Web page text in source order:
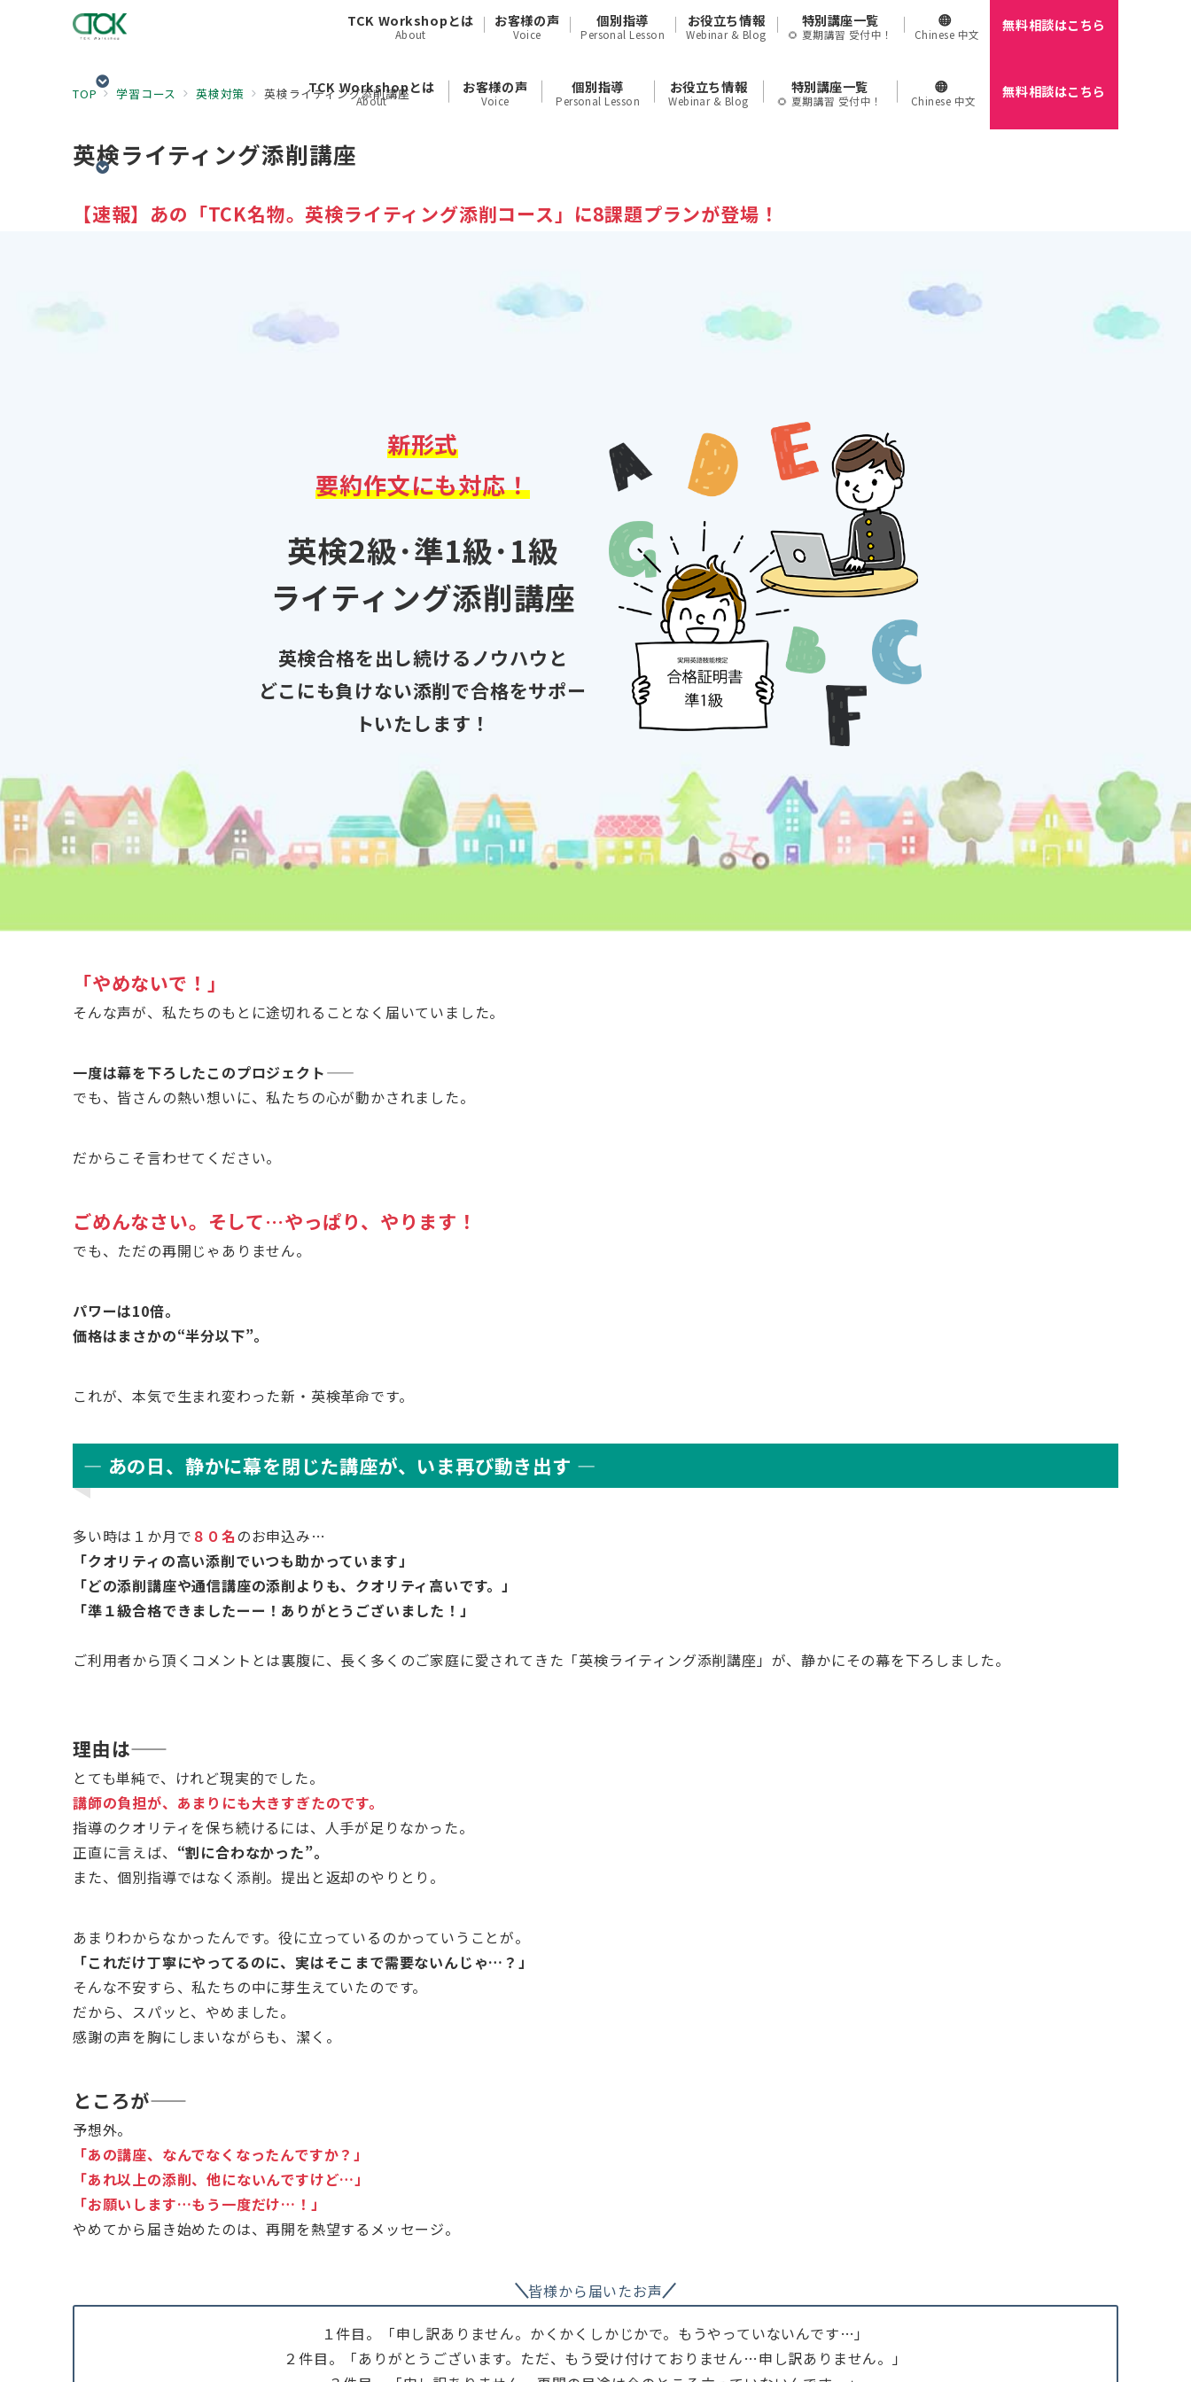
TCK Workshopとは
About
お客様の声
Voice
個別指導
Personal Lesson
お役立ち情報
Webinar & Blog
特別講座一覧
🌻 夏期講習 受付中！ Chinese 中文
無料相談はこちら
TCK Workshopとは
About
お客様の声
Voice
個別指導
Personal Lesson
お役立ち情報
Webinar & Blog
特別講座一覧
🌻 夏期講習 受付中！ Chinese 中文
無料相談はこちら
TOP 学習コース 英検対策 英検ライティング添削講座
英検ライティング添削講座
【速報】あの「TCK名物。英検ライティング添削コース」に8課題プランが登場！
新形式
要約作文にも対応！
英検2級･準1級･1級
ライティング添削講座
英検合格を出し続けるノウハウと
どこにも負けない添削で合格をサポー
トいたします！
「やめないで！」
そんな声が、私たちのもとに途切れることなく届いていました。
一度は幕を下ろしたこのプロジェクト——
でも、皆さんの熱い想いに、私たちの心が動かされました。
だからこそ言わせてください。
ごめんなさい。そして…やっぱり、やります！
でも、ただの再開じゃありません。
パワーは10倍。
価格はまさかの“半分以下”。
これが、本気で生まれ変わった新・英検革命です。
― あの日、静かに幕を閉じた講座が、いま再び動き出す ―
多い時は１か月で ８０名のお申込み…
「クオリティの高い添削でいつも助かっています」
「どの添削講座や通信講座の添削よりも、クオリティ高いです。」
「準１級合格できましたーー！ありがとうございました！」
ご利用者から頂くコメントとは裏腹に、長く多くのご家庭に愛されてきた「英検ライティング添削講座」が、静かにその幕を下ろしました。
理由は――
とても単純で、けれど現実的でした。
講師の負担が、あまりにも大きすぎたのです。
指導のクオリティを保ち続けるには、人手が足りなかった。
正直に言えば、 “割に合わなかった”。
また、個別指導ではなく添削。提出と返却のやりとり。
あまりわからなかったんです。役に立っているのかっていうことが。
「これだけ丁寧にやってるのに、実はそこまで需要ないんじゃ…？」
そんな不安すら、私たちの中に芽生えていたのです。
だから、スパッと、やめました。
感謝の声を胸にしまいながらも、潔く。
ところが――
予想外。
「あの講座、なんでなくなったんですか？」
「あれ以上の添削、他にないんですけど…」
「お願いします…もう一度だけ…！」
やめてから届き始めたのは、再開を熱望するメッセージ。
皆様から届いたお声
１件目。「申し訳ありません。かくかくしかじかで。もうやっていないんです…」
２件目。「ありがとうございます。ただ、もう受け付けておりません…申し訳ありません。」